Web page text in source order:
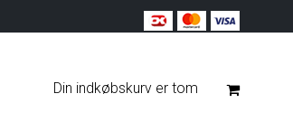
Din indkøbskurv er tom